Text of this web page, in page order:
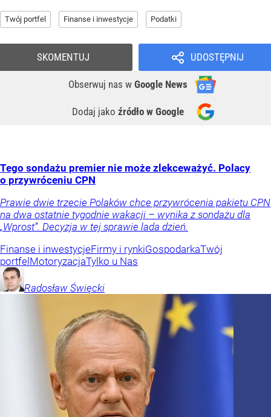
Twój portfel Finanse i inwestycje Podatki
UDOSTĘPNIJ
Obserwuj nas w Google News
Dodaj jako źródło w Google
SKOMENTUJ
Tego sondażu premier nie może zlekceważyć. Polacy
o przywróceniu CPN
Prawie dwie trzecie Polaków chce przywrócenia pakietu CPN
na dwa ostatnie tygodnie wakacji – wynika z sondażu dla
„Wprost”. Decyzja w tej sprawie lada dzień.
Finanse i inwestycjeFirmy i rynkiGospodarkaTwój
portfelMotoryzacjaTylko u Nas
Radosław Święcki